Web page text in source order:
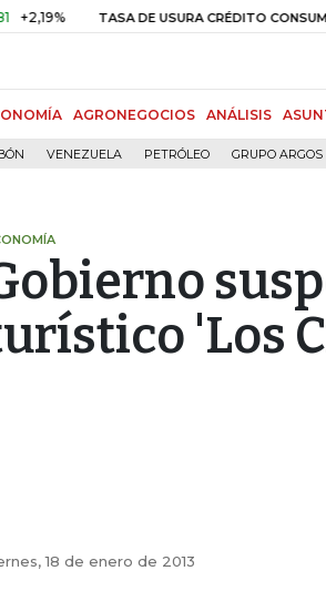
TASA DE USURA CRÉDITO CONSUMO
AGRONEGOCIOS ANÁLISIS
VENEZUELA PETRÓLEO GRUPO ARGOS
'Los
18 de enero de 2013